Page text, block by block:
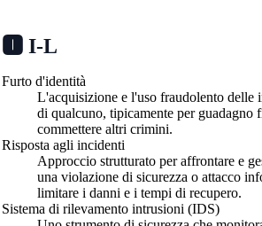
🅸 I-L
Furto d'identità
L'acquisizione e l'uso fraudolento delle
di qualcuno, tipicamente per guadagno
commettere altri crimini.
Risposta agli incidenti
Approccio strutturato per affrontare e
una violazione di sicurezza o attacco
limitare i danni e i tempi di recupero.
Sistema di rilevamento intrusioni (IDS)